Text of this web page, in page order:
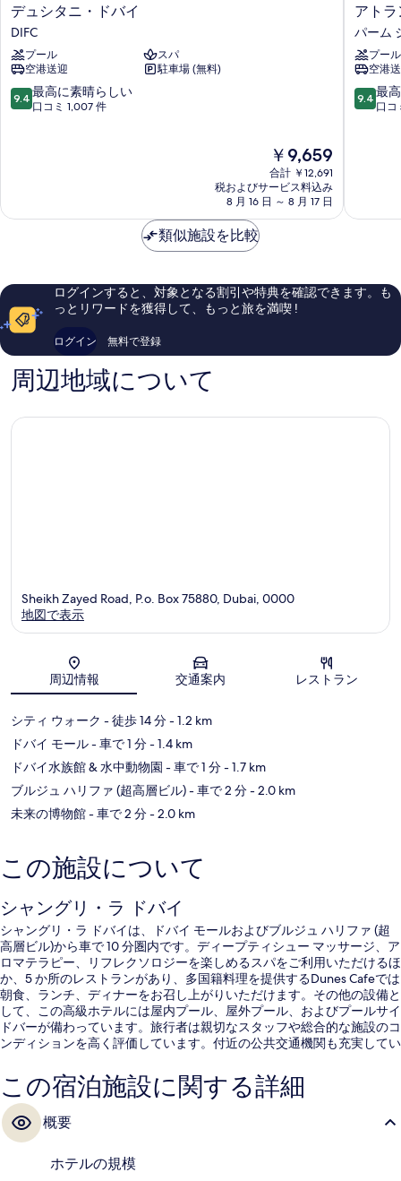
デ
ュ
シ
タ
ニ・
ド
バ
デュシタニ・ドバイ
DIFC
プール
スパ
空港送迎
駐車場 (無料)
10
段
素
い、
コ
ミ
件
の
コ
9.4 最高に素晴らしい
口コミ 1,007 件
現
在
の
料
金
￥9,659
合計 ￥12,691
税およびサービス料込み
8 月 16 日 ～ 8 月 17 日
ア
ト
ラ
ン
テ
ィ
ス
ム
イ
ラ
アト
パーム
プール
空港
10
段
素
い、
口
口
9.4 最
口コ
類似施設を比較
ログインすると、対象となる割引や特典を確認できます。も
っとリワードを獲得して、もっと旅を満喫 !
ログイン 無料で登録
周辺地域について
地図
Sheikh Zayed Road, P.o. Box 75880, Dubai, 0000
地図で表示
周辺情報 交通案内 レストラン
シティ ウォーク - 徒歩 14 分- 1.2 km
ドバイ モール- 車で 1 分- 1.4 km
ドバイ水族館 & 水中動物園 - 車で 1 分- 1.7 km
ブルジュ ハリファ (超高層ビル)- 車で 2 分- 2.0 km
未来の博物館- 車で 2 分- 2.0 km
この施設について
シャングリ・ラ ドバイ
シャングリ・ラ ドバイは、ドバイ モールおよびブルジュ ハリファ (超
高層ビル)から車で 10 分圏内です。ディープティシュー マッサージ、ア
ロマテラピー、リフレクソロジーを楽しめるスパをご利用いただけるほ
か、5 か所のレストランがあり、多国籍料理を提供するDunes Cafeでは
朝食、ランチ、ディナーをお召し上がりいただけます。その他の設備と
して、この高級ホテルには屋内プール、屋外プール、およびプールサイ
ドバーが備わっています。旅行者は親切なスタッフや総合的な施設のコ
ンディションを高く評価しています。付近の公共交通機関も充実してい
この宿泊施設に関する詳細
概要
ホテルの規模